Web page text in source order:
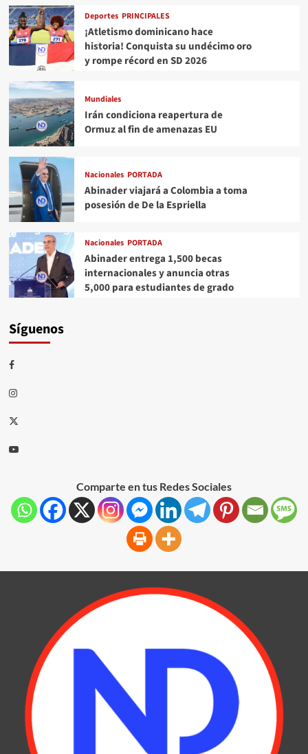
Deportes PRINCIPALES
¡Atletismo dominicano hace
historia! Conquista su undécimo oro
y rompe récord en SD 2026
Mundiales
Irán condiciona reapertura de
Ormuz al fin de amenazas EU
Nacionales PORTADA
Abinader viajará a Colombia a toma
posesión de De la Espriella
Nacionales PORTADA
Abinader entrega 1,500 becas
internacionales y anuncia otras
5,000 para estudiantes de grado
Síguenos
Comparte en tus Redes Sociales